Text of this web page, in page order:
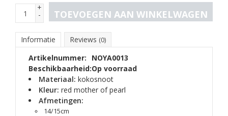
+
- TOEVOEGEN AAN WINKELWAGEN
Informatie Reviews (0)
Artikelnummer:
NOYA0013
Beschikbaarheid:Op voorraad
Materiaal: kokosnoot
Kleur: red mother of pearl
Afmetingen:
14/15cm